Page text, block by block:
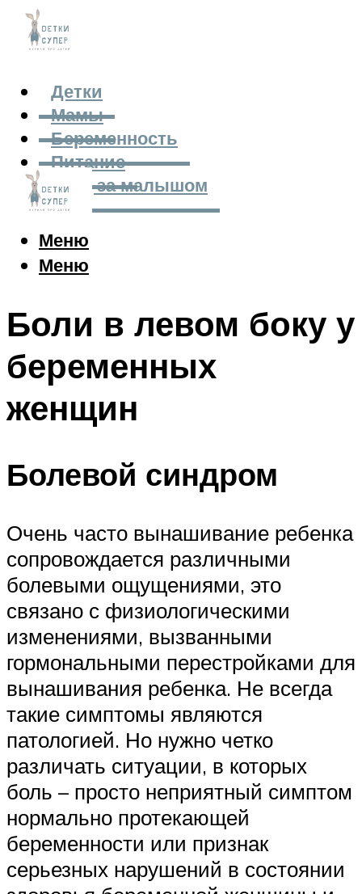
Детки
Мамы
Беременность
Питание
Уход за малышом
Меню
Меню
Боли в левом боку у
беременных
женщин
Болевой синдром
Очень часто вынашивание ребенка
сопровождается различными
болевыми ощущениями, это
связано с физиологическими
изменениями, вызванными
гормональными перестройками для
вынашивания ребенка. Не всегда
такие симптомы являются
патологией. Но нужно четко
различать ситуации, в которых
боль – просто неприятный симптом
нормально протекающей
беременности или признак
серьезных нарушений в состоянии